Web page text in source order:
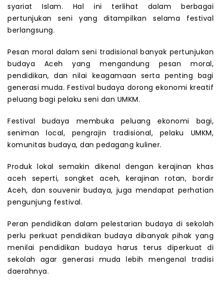
syariat Islam. Hal ini terlihat dalam berbagai
pertunjukan seni yang ditampilkan selama festival
berlangsung.
Pesan moral dalam seni tradisional banyak pertunjukan
budaya Aceh yang mengandung pesan moral,
pendidikan, dan nilai keagamaan serta penting bagi
generasi muda. Festival budaya dorong ekonomi kreatif
peluang bagi pelaku seni dan UMKM.
Festival budaya membuka peluang ekonomi bagi,
seniman local, pengrajin tradisional, pelaku UMKM,
komunitas budaya, dan pedagang kuliner.
Produk lokal semakin dikenal dengan kerajinan khas
aceh seperti, songket aceh, kerajinan rotan, bordir
Aceh, dan souvenir budaya, juga mendapat perhatian
pengunjung festival.
Peran pendidikan dalam pelestarian budaya di sekolah
perlu perkuat pendidikan budaya dibanyak pihak yang
menilai pendidikan budaya harus terus diperkuat di
sekolah agar generasi muda lebih mengenal tradisi
daerahnya.